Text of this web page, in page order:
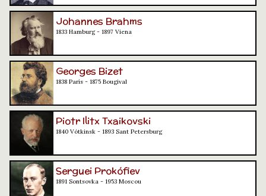
Johannes Brahms
1833 Hamburg - 1897 Viena
Georges Bizet
1838 París - 1875 Bougival
Piotr Ilitx Txaikovski
1840 Vótkinsk - 1893 Sant Petersburg
Serguei Prokófiev
1891 Sontsovka - 1953 Moscou